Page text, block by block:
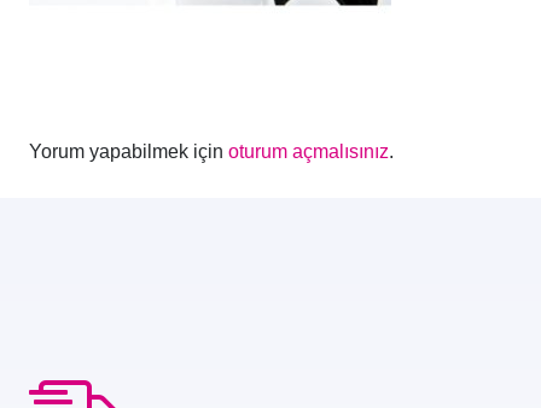
Yorum yapabilmek için oturum açmalısınız.